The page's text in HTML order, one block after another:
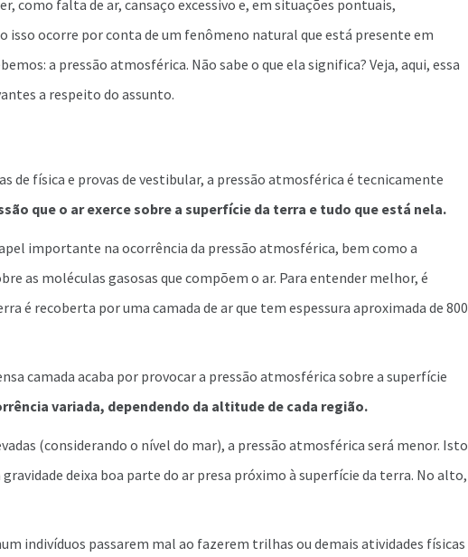
como falta de ar, cansaço excessivo e, em situações pontuais,
isso ocorre por conta de um fenômeno natural que está presente em
a pressão atmosférica. Não sabe o que ela significa? Veja, aqui, essa
a respeito do assunto.
de física e provas de vestibular, a pressão atmosférica é tecnicamente
que o ar exerce sobre a superfície da terra e tudo que está nela.
importante na ocorrência da pressão atmosférica, bem como a
as moléculas gasosas que compõem o ar. Para entender melhor, é
é recoberta por uma camada de ar que tem espessura aproximada de 800
camada acaba por provocar a pressão atmosférica sobre a superfície
variada, dependendo da altitude de cada região.
(considerando o nível do mar), a pressão atmosférica será menor. Isto
deixa boa parte do ar presa próximo à superfície da terra. No alto,
indivíduos passarem mal ao fazerem trilhas ou demais atividades físicas